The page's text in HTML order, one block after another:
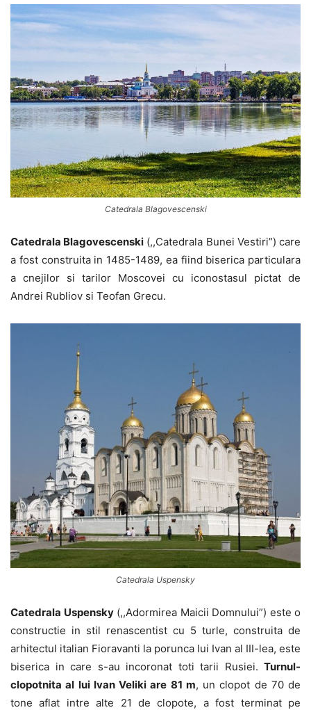
Catedrala Blagovescenski
Catedrala Blagovescenski (,,Catedrala Bunei Vestiri”) care
a fost construita in 1485-1489, ea fiind biserica particulara
a cnejilor si tarilor Moscovei cu iconostasul pictat de
Andrei Rubliov si Teofan Grecu.
Catedrala Uspensky
Catedrala Uspensky(,,Adormirea Maicii Domnului”) este o
constructie in stil renascentist cu 5 turle, construita de
arhitectul italian Fioravanti la porunca lui Ivan al III-lea, este
biserica in care s-au incoronat toti tarii Rusiei. Turnul-
clopotnita al lui Ivan Veliki are 81 m, un clopot de 70 de
tone aflat intre alte 21 de clopote, a fost terminat pe